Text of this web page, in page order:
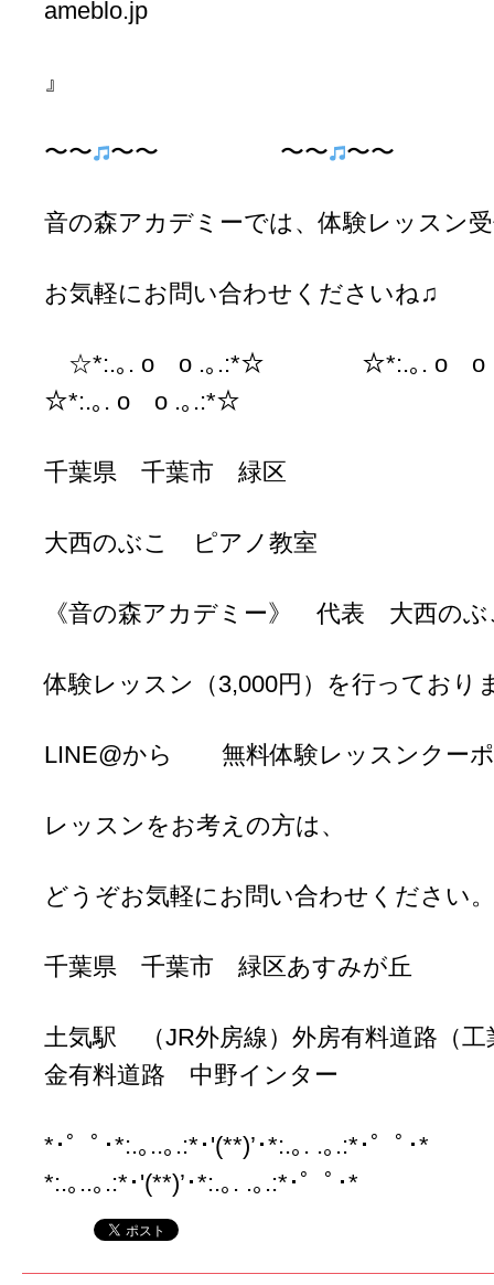
ameblo.jp
』
〜〜 〜〜 〜〜 〜〜
音の森アカデミーでは、体験レッスン
お気軽にお問い合わせくださいね♫
☆*:.｡. o o .｡.:*☆ ☆*:.｡. o
☆*:.｡. o o .｡.:*☆
千葉県 千葉市 緑区
大西のぶこ ピアノ教室
《音の森アカデミー》 代表 大西のぶ
体験レッスン（3,000円）を行っており
LINE@から 無料体験レッスンクーポ
レッスンをお考えの方は、
どうぞお気軽にお問い合わせください。
千葉県 千葉市 緑区あすみが丘
土気駅 （JR外房線）外房有料道路（工
金有料道路 中野インター
*･゜ﾟ･*:.｡..｡.:*･'(**)’･*:.｡. .｡.:*･゜ﾟ･*
*:.｡..｡.:*･'(**)’･*:.｡. .｡.:*･゜ﾟ･*